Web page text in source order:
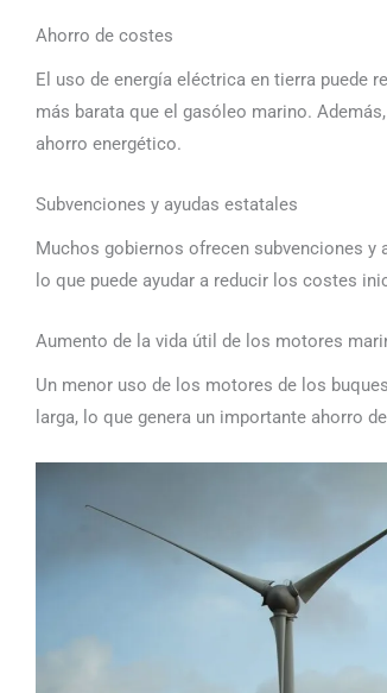
Ahorro de costes
El uso de energía eléctrica en tierra puede
más barata que el gasóleo marino.
ahorro energético.
Subvenciones y ayudas estatales
Muchos gobiernos ofrecen subvenciones y
lo que puede ayudar a reducir los costes
Aumento de la vida útil de los motores
Un menor uso de los motores de los
larga, lo que genera un importante ahorro